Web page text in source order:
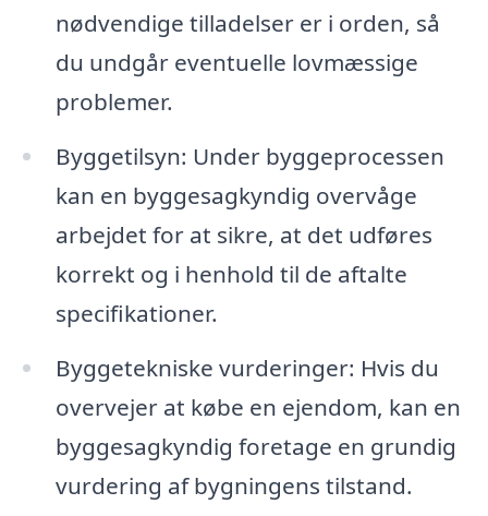
nødvendige tilladelser er i orden, så
du undgår eventuelle lovmæssige
problemer.
Byggetilsyn: Under byggeprocessen
kan en byggesagkyndig overvåge
arbejdet for at sikre, at det udføres
korrekt og i henhold til de aftalte
specifikationer.
Byggetekniske vurderinger: Hvis du
overvejer at købe en ejendom, kan en
byggesagkyndig foretage en grundig
vurdering af bygningens tilstand.